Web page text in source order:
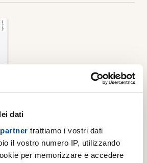
dati
trattiamo i vostri dati
il vostro numero IP, utilizzando
per memorizzare e accedere
dossier, ombre e